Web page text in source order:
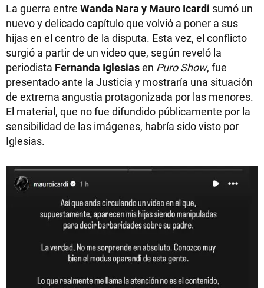
La guerra entre Wanda Nara y Mauro Icardi sumó un
nuevo y delicado capítulo que volvió a poner a sus
hijas en el centro de la disputa. Esta vez, el conflicto
surgió a partir de un video que, según reveló la
periodista Fernanda Iglesiasen Puro Show, fue
presentado ante la Justicia y mostraría una situación
de extrema angustia protagonizada por las menores.
El material, que no fue difundido públicamente por la
sensibilidad de las imágenes, habría sido visto por
Iglesias.